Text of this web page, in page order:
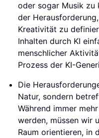
oder sogar Musik zu
der
Kreativität zu
Inhalten durch KI
menschlicher
Prozess der KI-
Die
Natur, sondern
Während immer
werden, müssen wir
Raum orientieren, in